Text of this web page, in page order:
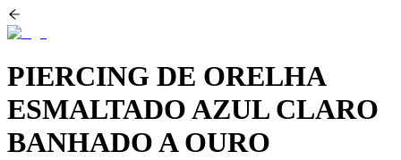
PIERCING DE ORELHA
ESMALTADO AZUL CLARO
BANHADO A OURO